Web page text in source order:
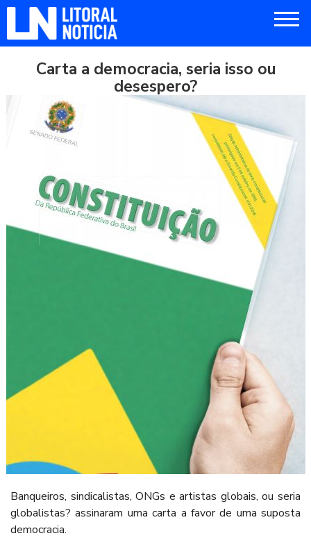
Carta a democracia, seria isso ou
desespero?
Banqueiros, sindicalistas, ONGs e artistas globais, ou seria
globalistas? assinaram uma carta a favor de uma suposta
democracia.